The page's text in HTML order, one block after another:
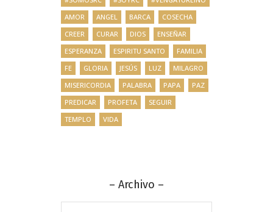
AMOR
ANGEL BARCA
COSECHA
CREER
CURAR DIOS
ENSEÑAR
ESPERANZA
ESPIRITU SANTO
FAMILIA
FE
GLORIA JESÚS LUZ
MILAGRO
MISERICORDIA
PALABRA PAPA
PAZ
PREDICAR
PROFETA
SEGUIR
TEMPLO
VIDA
– Archivo –
–